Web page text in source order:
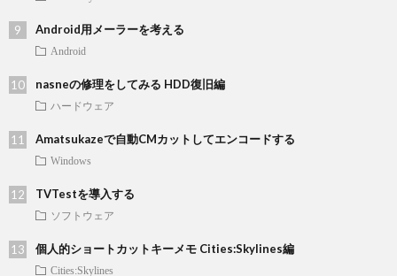
Android用メーラーを考える
Android
nasneの修理をしてみる HDD復旧編
ハードウェア
Amatsukazeで自動CMカットしてエンコードする
Windows
TVTestを導入する
ソフトウェア
個人的ショートカットキーメモ Cities:Skylines編
Cities:Skylines